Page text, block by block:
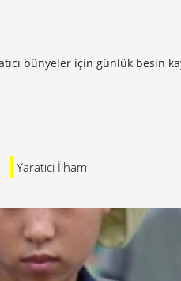
bünyeler için günlük besin
Yaratıcı İlham